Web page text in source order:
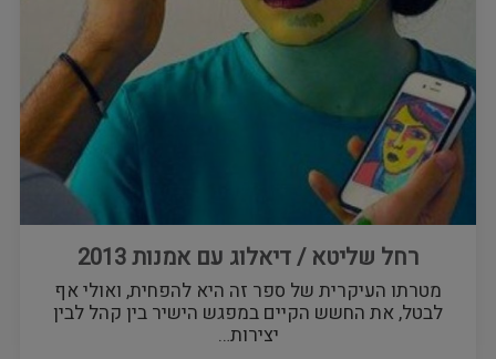
רחל שליטא / דיאלוג עם אמנות 2013
מטרתו העיקרית של ספר זה היא להפחית, ואולי אף
לבטל, את החשש הקיים במפגש הישיר בין קהל לבין
יצירות…